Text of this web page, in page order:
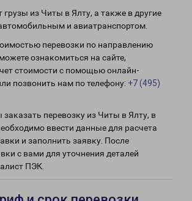
грузы из Читы в Ялту, а также в другие
и авиатранспортом.
перевозки по направлению
ознакомиться на сайте,
стоимости с помощью онлайн-
позвонить нам по телефону: +7 (495)
заказать перевозку из Читы в Ялту, в
ввести данные для расчета
и заполнить заявку. После
с вами для уточнения деталей
ПЭК.